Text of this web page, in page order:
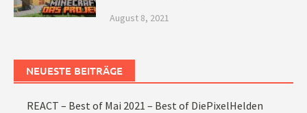
August 8, 2021
NEUESTE BEITRÄGE
REACT – Best of Mai 2021 – Best of DiePixelHelden